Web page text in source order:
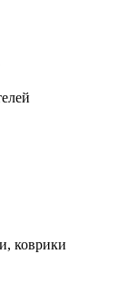
коврики